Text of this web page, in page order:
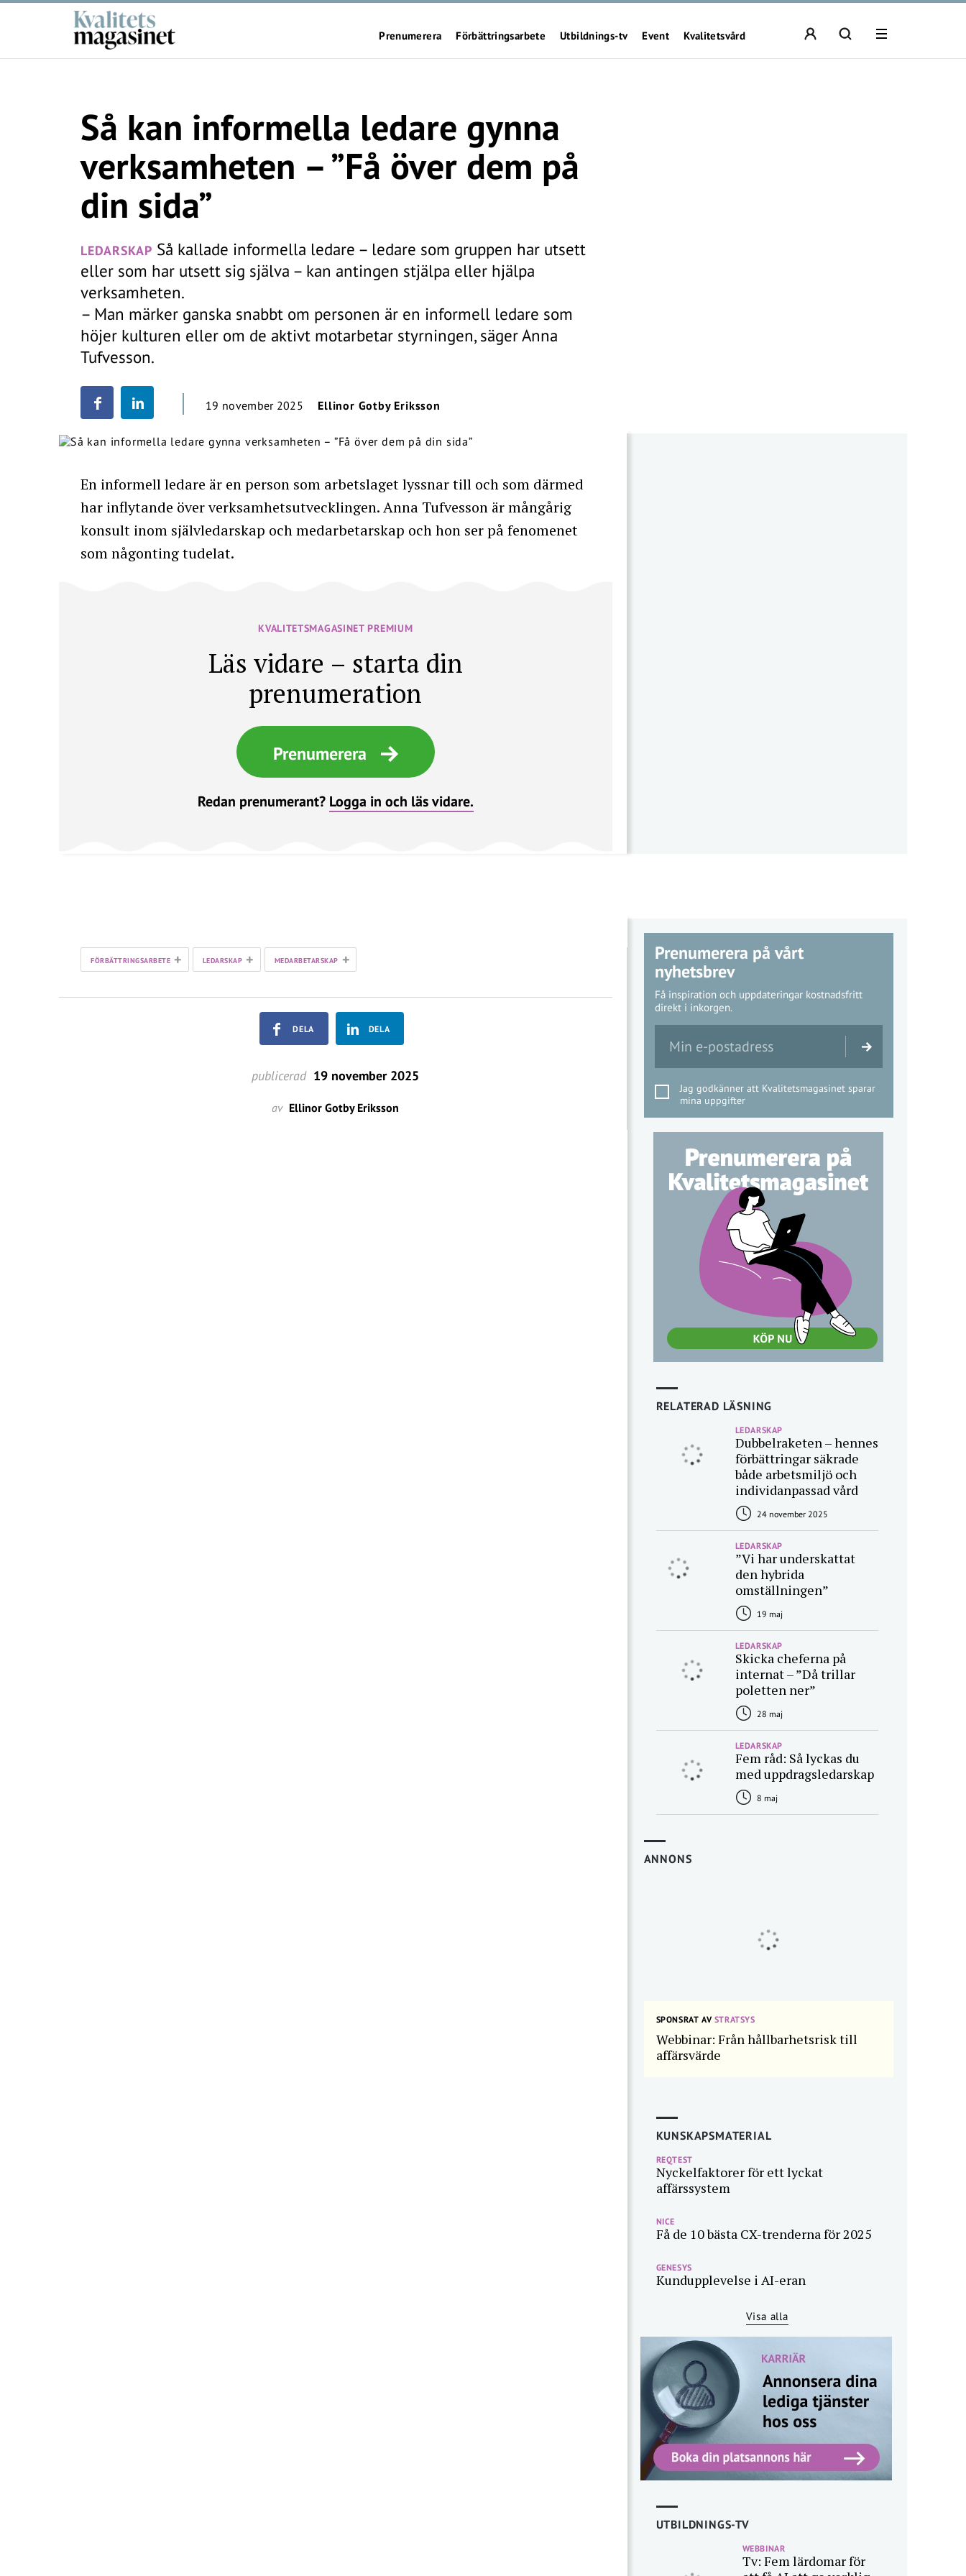
Prenumerera Förbättringsarbete Utbildnings-tv Event Kvalitetsvård
Så kan informella ledare gynna
verksamheten – ”Få över dem på
din sida”
LEDARSKAP Så kallade informella ledare – ledare som gruppen har utsett
eller som har utsett sig själva – kan antingen stjälpa eller hjälpa
verksamheten.
– Man märker ganska snabbt om personen är en informell ledare som
höjer kulturen eller om de aktivt motarbetar styrningen, säger Anna
Tufvesson.
19 november 2025 Ellinor Gotby Eriksson
En informell ledare är en person som arbetslaget lyssnar till och som därmed
har inflytande över verksamhetsutvecklingen. Anna Tufvesson är mångårig
konsult inom självledarskap och medarbetarskap och hon ser på fenomenet
som någonting tudelat.
KVALITETSMAGASINET PREMIUM
Läs vidare – starta din
prenumeration
Prenumerera
Redan prenumerant? Logga in och läs vidare.
FÖRBÄTTRINGSARBETE + LEDARSKAP + MEDARBETARSKAP +
DELA DELA
publicerad 19 november 2025
av Ellinor Gotby Eriksson
Prenumerera på vårt
nyhetsbrev
Få inspiration och uppdateringar kostnadsfritt
direkt i inkorgen.
Jag godkänner att Kvalitetsmagasinet sparar
mina uppgifter
RELATERAD LÄSNING
LEDARSKAP
Dubbelraketen – hennes
förbättringar säkrade
både arbetsmiljö och
individanpassad vård
24 november 2025
LEDARSKAP
”Vi har underskattat
den hybrida
omställningen”
19 maj
LEDARSKAP
Skicka cheferna på
internat – ”Då trillar
poletten ner”
28 maj
LEDARSKAP
Fem råd: Så lyckas du
med uppdragsledarskap
8 maj
ANNONS
SPONSRAT AVSTRATSYS
Webbinar: Från hållbarhetsrisk till
affärsvärde
KUNSKAPSMATERIAL
REQTEST
Nyckelfaktorer för ett lyckat
affärssystem
NICE
Få de 10 bästa CX-trenderna för 2025
GENESYS
Kundupplevelse i AI-eran
Visa alla
UTBILDNINGS-TV
WEBBINAR
Tv: Fem lärdomar för